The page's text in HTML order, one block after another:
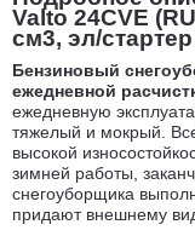
Valto 24CVE
см3, эл/
Бензиновый
ежедневной
ежедневную
тяжелый и мокрый.
высокой
зимней работы,
снегоуборщика
придают внешнему